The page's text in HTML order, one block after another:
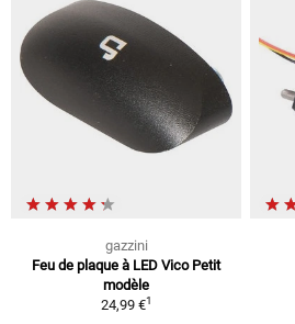
gazzini
Feu de plaque à LED Vico Petit
modèle
24,99 €1